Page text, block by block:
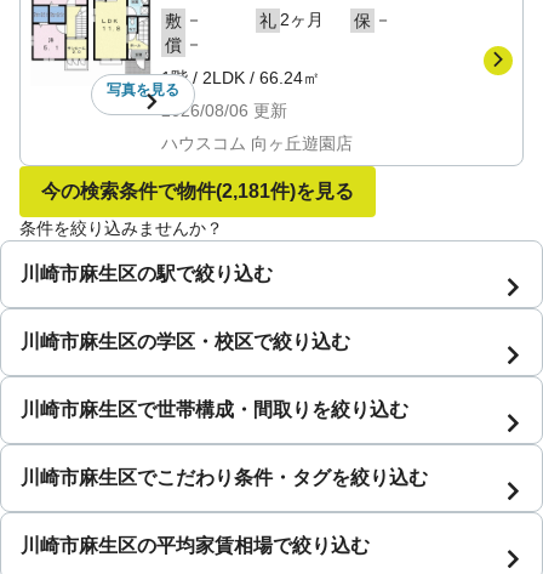
写真を見る
敷 － 礼 2ヶ月 保 －
償 －
1階/ 2LDK / 66.24㎡
2026/08/06 更新
ハウスコム 向ヶ丘遊園店
今の検索条件で物件(2,181件)を見る
条件を絞り込みませんか？
川崎市麻生区の駅で絞り込む
川崎市麻生区の学区・校区で絞り込む
川崎市麻生区で世帯構成・間取りを絞り込む
川崎市麻生区でこだわり条件・タグを絞り込む
川崎市麻生区の平均家賃相場で絞り込む